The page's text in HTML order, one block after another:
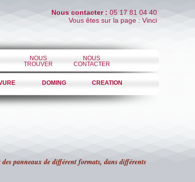
Nous contacter : 05 17 81 04 40
Vous êtes sur la page : Vinci
NOUS
TROUVER
NOUS
CONTACTER
DOMING CREATION
panneaux de différent formats, dans différents